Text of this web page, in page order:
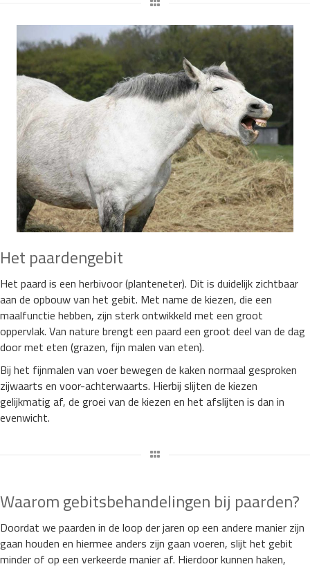
Het paardengebit
Het paard is een herbivoor (planteneter). Dit is duidelijk zichtbaar
aan de opbouw van het gebit. Met name de kiezen, die een
maalfunctie hebben, zijn sterk ontwikkeld met een groot
oppervlak. Van nature brengt een paard een groot deel van de dag
door met eten (grazen, fijn malen van eten).
Bij het fijnmalen van voer bewegen de kaken normaal gesproken
zijwaarts en voor-achterwaarts. Hierbij slijten de kiezen
gelijkmatig af, de groei van de kiezen en het afslijten is dan in
evenwicht.
Waarom gebitsbehandelingen bij paarden?
Doordat we paarden in de loop der jaren op een andere manier zijn
gaan houden en hiermee anders zijn gaan voeren, slijt het gebit
minder of op een verkeerde manier af. Hierdoor kunnen haken,